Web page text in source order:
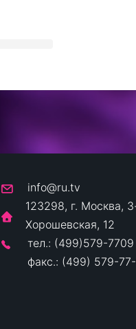
info@ru.tv
123298, г. Москва,
Хорошевская, 12
тел.: (499)579-7709
факс.: (499) 579-